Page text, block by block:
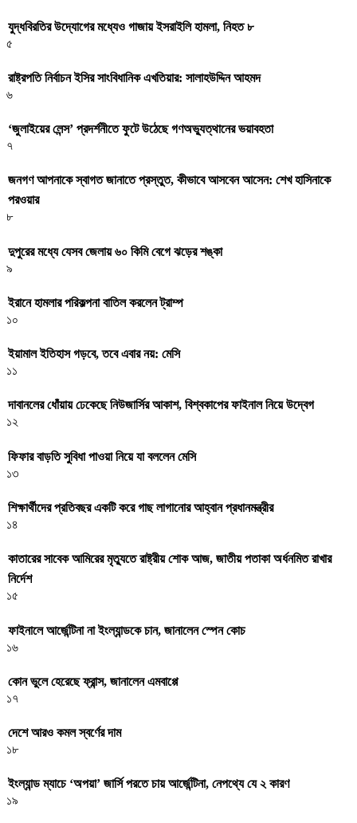
যুদ্ধবিরতির উদ্যোগের মধ্যেও গাজায় ইসরাইলি হামলা, নিহত ৮
৫
রাষ্ট্রপতি নির্বাচন ইসির সাংবিধানিক এখতিয়ার: সালাহউদ্দিন আহমদ
৬
‘জুলাইয়ের লেন্স’ প্রদর্শনীতে ফুটে উঠেছে গণঅভ্যুত্থানের ভয়াবহতা
৭
জনগণ আপনাকে স্বাগত জানাতে প্রস্তুত, কীভাবে আসবেন আসেন: শেখ হাসিনাকে
পরওয়ার
৮
দুপুরের মধ্যে যেসব জেলায় ৬০ কিমি বেগে ঝড়ের শঙ্কা
৯
ইরানে হামলার পরিকল্পনা বাতিল করলেন ট্রাম্প
১০
ইয়ামাল ইতিহাস গড়বে, তবে এবার নয়: মেসি
১১
দাবানলের ধোঁয়ায় ঢেকেছে নিউজার্সির আকাশ, বিশ্বকাপের ফাইনাল নিয়ে উদ্বেগ
১২
ফিফার বাড়তি সুবিধা পাওয়া নিয়ে যা বললেন মেসি
১৩
শিক্ষার্থীদের প্রতিবছর একটি করে গাছ লাগানোর আহ্বান প্রধানমন্ত্রীর
১৪
কাতারের সাবেক আমিরের মৃত্যুতে রাষ্ট্রীয় শোক আজ, জাতীয় পতাকা অর্ধনমিত রাখার
নির্দেশ
১৫
ফাইনালে আর্জেন্টিনা না ইংল্যান্ডকে চান, জানালেন স্পেন কোচ
১৬
কোন ভুলে হেরেছে ফ্রান্স, জানালেন এমবাপ্পে
১৭
দেশে আরও কমল স্বর্ণের দাম
১৮
ইংল্যান্ড ম্যাচে ‘অপয়া’ জার্সি পরতে চায় আর্জেন্টিনা, নেপথ্যে যে ২ কারণ
১৯